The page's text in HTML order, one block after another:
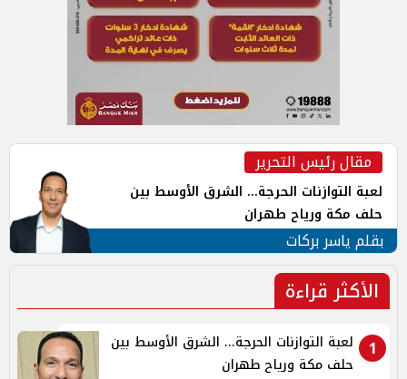
مقال رئيس التحرير
لعبة التوازنات الحرجة... الشرق الأوسط بين
حلف مكة ورياح طهران
بقلم ياسر بركات
الأكثر قراءة
1
لعبة التوازنات الحرجة... الشرق الأوسط بين
حلف مكة ورياح طهران